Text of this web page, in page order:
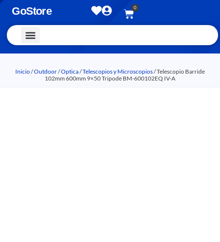
GoStore 0
Inicio/Outdoor/Optica/Telescopios y Microscopios/ Telescopio Barride
102mm 600mm 9×50 Tripode BM-600102EQ IV-A